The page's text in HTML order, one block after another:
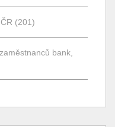
(201)
bank,